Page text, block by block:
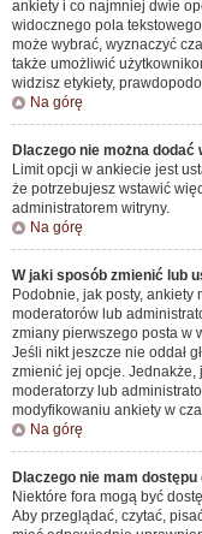
ankiety i co najmniej dwie
widocznego pola
może wybrać, wyznaczyć
także umożliwić
widzisz etykiety,
Na górę
Dlaczego nie można
Limit opcji w ankiecie jest
że potrzebujesz wstawić
administratorem witryny.
Na górę
W jaki sposób zmienić lub
Podobnie, jak posty, ankiety
moderatorów lub
zmiany pierwszego posta w
Jeśli nikt jeszcze nie oddał
zmienić jej opcje. Jednakże,
moderatorzy lub
modyfikowaniu ankiety w
Na górę
Dlaczego nie mam
Niektóre fora mogą być
Aby przeglądać, czytać,